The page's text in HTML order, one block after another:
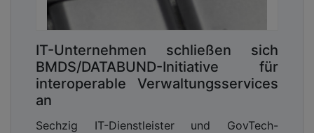
IT-Unternehmen schließen sich
BMDS/DATABUND-Initiative für
interoperable Verwaltungsservices
an
Sechzig IT-Dienstleister und GovTech-